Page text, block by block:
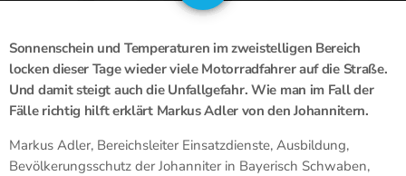
Sonnenschein und Temperaturen im zweistelligen Bereich
locken dieser Tage wieder viele Motorradfahrer auf die Straße.
Und damit steigt auch die Unfallgefahr. Wie man im Fall der
Fälle richtig hilft erklärt Markus Adler von den Johannitern.
Markus Adler, Bereichsleiter Einsatzdienste, Ausbildung,
Bevölkerungsschutz der Johanniter in Bayerisch Schwaben,